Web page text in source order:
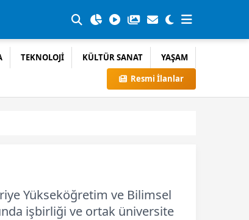
TEKNOLOJİ KÜLTÜR SANAT
YAŞAM
Resmi İlanlar
Yükseköğretim ve Bilimsel
işbirliği ve ortak üniversite